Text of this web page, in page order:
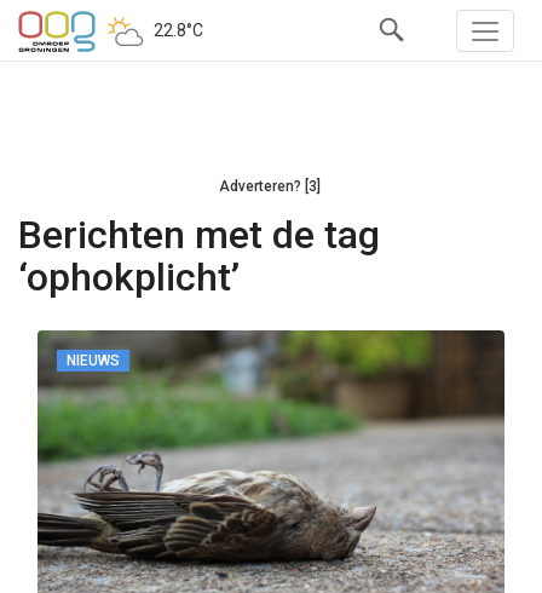
22.8°C
Adverteren? [3]
Berichten met de tag
‘ophokplicht’
NIEUWS